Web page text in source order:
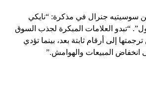
سوسيتيه جنرال في مذكرة: “نايكي
“تبدو العلامات المبكرة لجذب السوق
ترجمتها إلى أرقام ثابتة بعد، بينما تؤدي
انخفاض المبيعات والهوامش.”